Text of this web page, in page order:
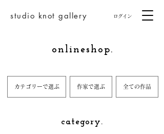
studio knot gallery ログイン
onlineshop.
カテゴリーで選ぶ 作家で選ぶ 全ての作品
category.